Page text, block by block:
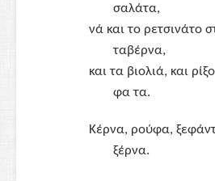
σαλάτα,
νά και το ρετσινάτο
ταβέρνα,
και τα βιολιά, και
φα τα.
Κέρνα, ρούφα,
ξέρνα.